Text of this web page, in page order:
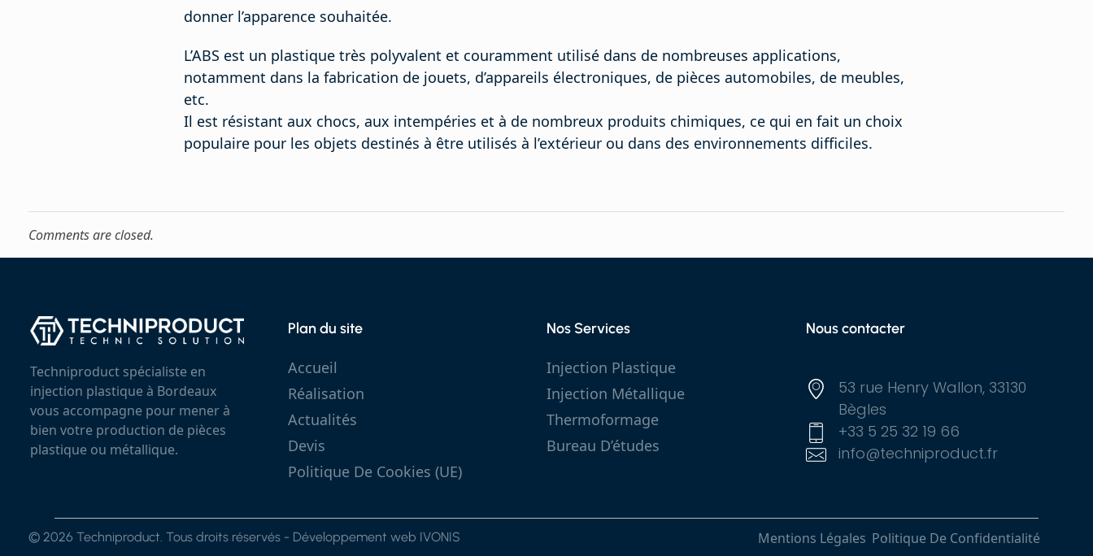
donner l’apparence souhaitée.
L’ABS est un plastique très polyvalent et couramment utilisé dans de nombreuses applications,
notamment dans la fabrication de jouets, d’appareils électroniques, de pièces automobiles, de meubles,
etc.
Il est résistant aux chocs, aux intempéries et à de nombreux produits chimiques, ce qui en fait un choix
populaire pour les objets destinés à être utilisés à l’extérieur ou dans des environnements difficiles.
Comments are closed.
Techniproduct spécialiste en
injection plastique à Bordeaux
vous accompagne pour mener à
bien votre production de pièces
plastique ou métallique.
Plan du site
Accueil
Réalisation
Actualités
Devis
Politique De Cookies (UE)
Nos Services
Injection Plastique
Injection Métallique
Thermoformage
Bureau D’études
Nous contacter
53 rue Henry Wallon, 33130
Bègles
+33 5 25 32 19 66
info@techniproduct.fr
© 2026 Techniproduct. Tous droits réservés - Développement web IVONIS Mentions Légales Politique De Confidentialité